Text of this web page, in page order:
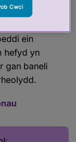
Fferyllol
ein
hefyd yn
gan baneli
Cwci